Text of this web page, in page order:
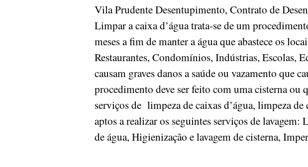
Vila Prudente Desentupimento, Contrato de
Limpar a caixa d’água trata-se de um
meses a fim de manter a água que abastece os
Restaurantes, Condomínios, Indústrias, Escolas,
causam graves danos a saúde ou vazamento que
procedimento deve ser feito com uma cisterna ou
serviços de limpeza de caixas d’água, limpeza
aptos a realizar os seguintes serviços de
de água, Higienização e lavagem de cisterna,